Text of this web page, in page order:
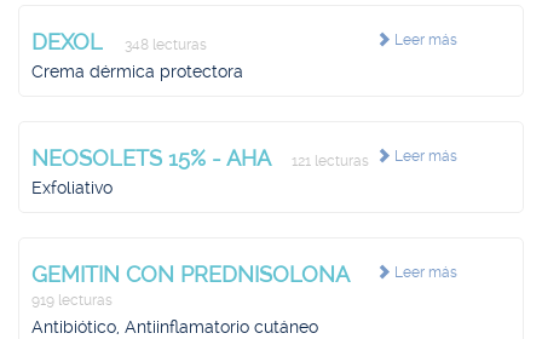
Leer más
DEXOL 348 lecturas
Crema dérmica protectora
Leer más
NEOSOLETS 15% - AHA 121 lecturas
Exfoliativo
Leer más
GEMITIN CON PREDNISOLONA
919 lecturas
Antibiótico, Antiinflamatorio cutáneo